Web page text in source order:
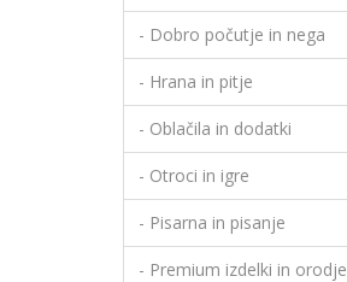
- Dobro počutje in nega
- Hrana in pitje
- Oblačila in dodatki
- Otroci in igre
- Pisarna in pisanje
- Premium izdelki in orodje